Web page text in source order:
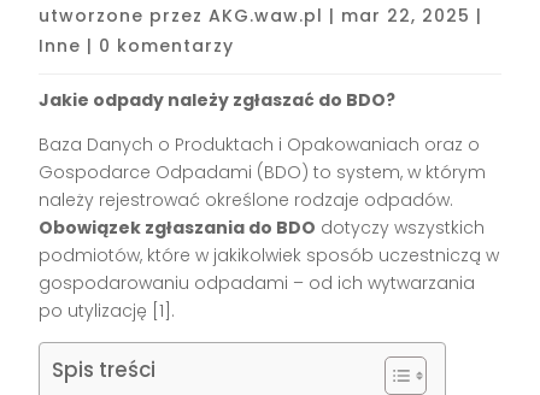
utworzone przezAKG.waw.pl | mar 22, 2025 |
Inne | 0 komentarzy
Jakie odpady należy zgłaszać do BDO?
Baza Danych o Produktach i Opakowaniach oraz o
Gospodarce Odpadami (BDO) to system, w którym
należy rejestrować określone rodzaje odpadów.
Obowiązek zgłaszania do BDO dotyczy wszystkich
podmiotów, które w jakikolwiek sposób uczestniczą w
gospodarowaniu odpadami – od ich wytwarzania
po utylizację [1].
Spis treści